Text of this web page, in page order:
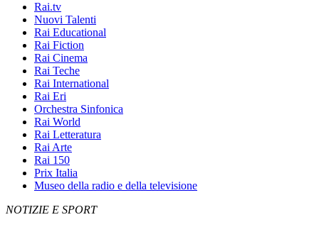
Rai.tv
Nuovi Talenti
Rai Educational
Rai Fiction
Rai Cinema
Rai Teche
Rai International
Rai Eri
Orchestra Sinfonica
Rai World
Rai Letteratura
Rai Arte
Rai 150
Prix Italia
Museo della radio e della televisione
NOTIZIE E SPORT